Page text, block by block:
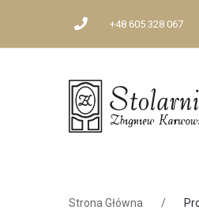
+48 605 328 067
Strona Główna /